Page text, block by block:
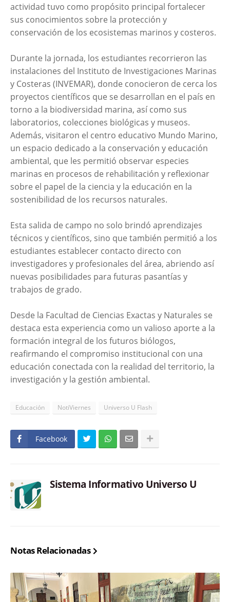
actividad tuvo como propósito principal fortalecer
sus conocimientos sobre la protección y
conservación de los ecosistemas marinos y costeros.
Durante la jornada, los estudiantes recorrieron las
instalaciones del Instituto de Investigaciones Marinas
y Costeras (INVEMAR), donde conocieron de cerca los
proyectos científicos que se desarrollan en el país en
torno a la biodiversidad marina, así como sus
laboratorios, colecciones biológicas y museos.
Además, visitaron el centro educativo Mundo Marino,
un espacio dedicado a la conservación y educación
ambiental, que les permitió observar especies
marinas en procesos de rehabilitación y reflexionar
sobre el papel de la ciencia y la educación en la
sostenibilidad de los recursos naturales.
Esta salida de campo no solo brindó aprendizajes
técnicos y científicos, sino que también permitió a los
estudiantes establecer contacto directo con
investigadores y profesionales del área, abriendo así
nuevas posibilidades para futuras pasantías y
trabajos de grado.
Desde la Facultad de Ciencias Exactas y Naturales se
destaca esta experiencia como un valioso aporte a la
formación integral de los futuros biólogos,
reafirmando el compromiso institucional con una
educación conectada con la realidad del territorio, la
investigación y la gestión ambiental.
Educación NotiViernes Universo U Flash
Facebook
Sistema Informativo Universo U
Notas Relacionadas